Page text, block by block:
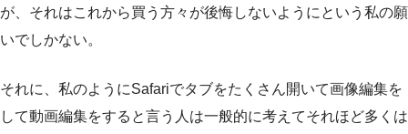
が、それはこれから買う方々が後悔しないようにという私の願
いでしかない。
それに、私のようにSafariでタブをたくさん開いて画像編集を
して動画編集をすると言う人は一般的に考えてそれほど多くは